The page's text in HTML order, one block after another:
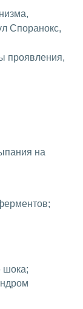
Споранокс,
проявления,
на
шока;